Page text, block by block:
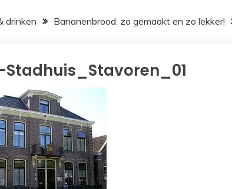
drinken Bananenbrood: zo gemaakt en zo lekker!
Stadhuis_Stavoren_01